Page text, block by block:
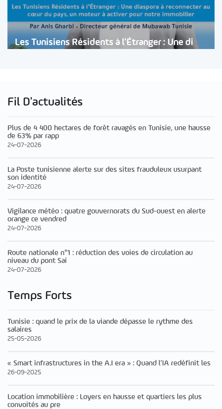
Les Tunisiens Résidents à l’Étranger : Une di
Fil D'actualités
Plus de 4 400 hectares de forêt ravagés en Tunisie, une hausse
de 63% par rapp
24-07-2026
La Poste tunisienne alerte sur des sites frauduleux usurpant
son identité
24-07-2026
Vigilance météo : quatre gouvernorats du Sud-ouest en alerte
orange ce vendred
24-07-2026
Route nationale n°1 : réduction des voies de circulation au
niveau du pont Sai
24-07-2026
Temps Forts
Tunisie : quand le prix de la viande dépasse le rythme des
salaires
25-05-2026
« Smart infrastructures in the A.I era » : Quand l’IA redéfinit les
26-09-2025
Location immobilière : Loyers en hausse et quartiers les plus
convoités au pre